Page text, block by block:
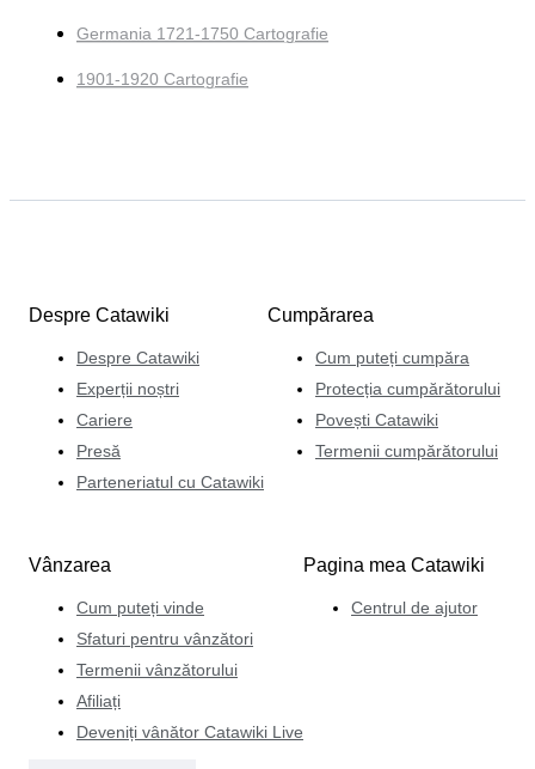
Germania 1721-1750 Cartografie
1901-1920 Cartografie
Despre Catawiki
Despre Catawiki
Experții noștri
Cariere
Presă
Parteneriatul cu Catawiki
Cumpărarea
Cum puteți cumpăra
Protecția cumpărătorului
Povești Catawiki
Termenii cumpărătorului
Vânzarea
Cum puteți vinde
Sfaturi pentru vânzători
Termenii vânzătorului
Afiliați
Deveniți vânător Catawiki Live
Pagina mea Catawiki
Centrul de ajutor